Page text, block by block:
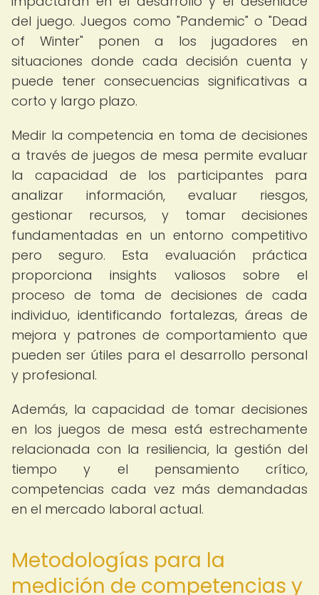
del juego. Juegos como "Pandemic" o "Dead
of Winter" ponen a los jugadores en
situaciones donde cada decisión cuenta y
puede tener consecuencias significativas a
corto y largo plazo.
Medir la competencia en toma de decisiones
a través de juegos de mesa permite evaluar
la capacidad de los participantes para
analizar información, evaluar riesgos,
gestionar recursos, y tomar decisiones
fundamentadas en un entorno competitivo
pero seguro. Esta evaluación práctica
proporciona insights valiosos sobre el
proceso de toma de decisiones de cada
individuo, identificando fortalezas, áreas de
mejora y patrones de comportamiento que
pueden ser útiles para el desarrollo personal
y profesional.
Además, la capacidad de tomar decisiones
en los juegos de mesa está estrechamente
relacionada con la resiliencia, la gestión del
tiempo y el pensamiento crítico,
competencias cada vez más demandadas
en el mercado laboral actual.
Metodologías para la
medición de competencias y